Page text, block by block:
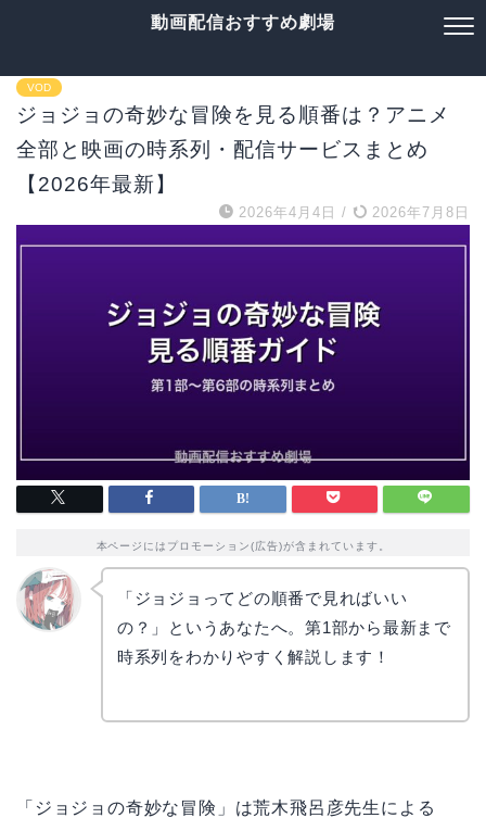
動画配信おすすめ劇場
VOD
ジョジョの奇妙な冒険を見る順番は？アニメ
全部と映画の時系列・配信サービスまとめ
【2026年最新】
2026年4月4日 / 2026年7月8日
本ページにはプロモーション(広告)が含まれています。
「ジョジョってどの順番で見ればいい
の？」というあなたへ。第1部から最新まで
時系列をわかりやすく解説します！
「ジョジョの奇妙な冒険」は荒木飛呂彦先生による